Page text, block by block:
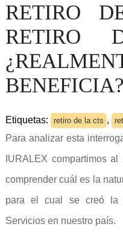
RETIRO
RETIRO
BENEFICIA?
Etiquetas: retiro de la cts ,
Para analizar esta
IURALEX compartimos
comprender cuál es la
para el cual se creó la
Servicios en nuestro país.